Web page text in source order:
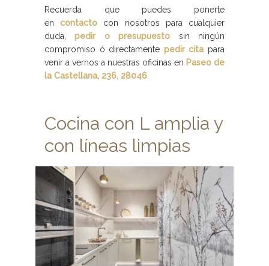
Recuerda que puedes ponerte
encontacto
con nosotros para cualquier
duda,pedir o presupuesto sin ningún
compromiso ó directamente pedir citapara
venir a vernos a nuestras oficinas en Paseo de
la Castellana, 236, 28046
Cocina con L amplia y
con líneas limpias